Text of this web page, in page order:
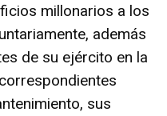
millonarios a los
además
de su ejército en la
sus